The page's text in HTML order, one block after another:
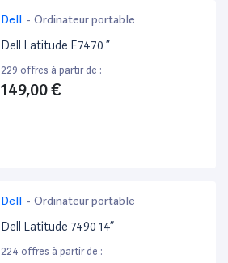
Dell - Ordinateur portable
Dell Latitude E7470 ”
229 offres à partir de :
149,00 €
Dell - Ordinateur portable
Dell Latitude 7490 14”
224 offres à partir de :